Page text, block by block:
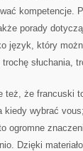
kompetencje.
porady
język, który
słuchania,
też, że francuski
kiedy wybrać
ogromne
Dzięki